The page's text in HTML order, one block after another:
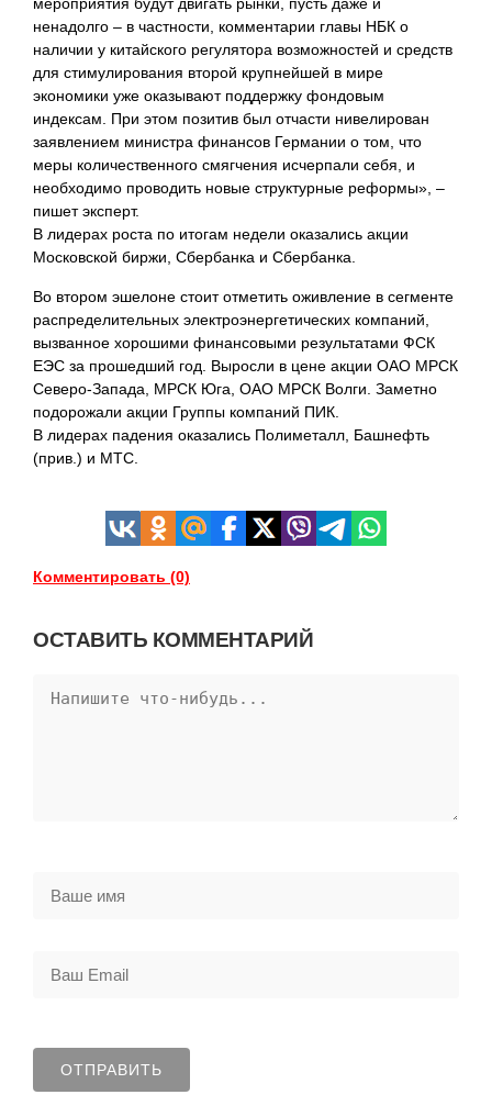
ненадолго – в частности, комментарии главы НБК о
наличии у китайского регулятора возможностей и средств
для стимулирования второй крупнейшей в мире
экономики уже оказывают поддержку фондовым
индексам. При этом позитив был отчасти нивелирован
заявлением министра финансов Германии о том, что
меры количественного смягчения исчерпали себя, и
необходимо проводить новые структурные реформы», –
пишет эксперт.
В лидерах роста по итогам недели оказались акции
Московской биржи, Сбербанка и Сбербанка.
Во втором эшелоне стоит отметить оживление в сегменте
распределительных электроэнергетических компаний,
вызванное хорошими финансовыми результатами ФСК
ЕЭС за прошедший год. Выросли в цене акции ОАО МРСК
Северо-Запада, МРСК Юга, ОАО МРСК Волги. Заметно
подорожали акции Группы компаний ПИК.
В лидерах падения оказались Полиметалл, Башнефть
(прив.) и МТС.
Комментировать (0)
ОСТАВИТЬ КОММЕНТАРИЙ